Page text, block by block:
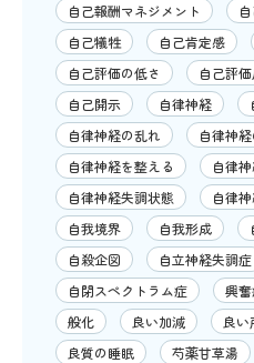
自己報酬マネジメント
自己犠牲
自己肯定感
自己評価の低さ
自己評
自己開示
自律神経
自律神経の乱れ
自律神
自律神経を整える
自律
自律神経失調状態
自律
自我境界
自我形成
自殺企図
自立神経失調症
自閉スペクトラム症
興
般化
良い加減 良い
良質の睡眠
芍薬甘草湯